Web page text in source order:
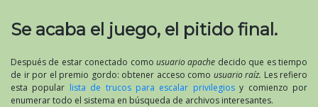
Se acaba el juego, el pitido final.
Después de estar conectado como usuario apache decido que es tiempo
de ir por el premio gordo: obtener acceso como usuario raíz. Les refiero
esta popular lista de trucos para escalar privilegiosy comienzo por
enumerar todo el sistema en búsqueda de archivos interesantes.